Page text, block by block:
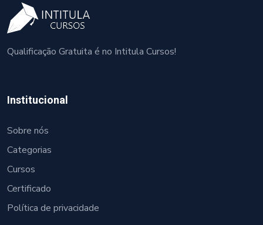
Qualificação Gratuita é no Intitula Cursos!
Institucional
Sobre nós
Categorias
Cursos
Certificado
Política de privacidade